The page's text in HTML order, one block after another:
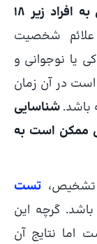
تشخیص اختلال شخصیت ضداجتماعی به افراد زیر 18
شخصیت
یا نوجوانی و
باشد.شناسایی
ممکن است به
تشخیص، تست
گرچه این
نتایج آن